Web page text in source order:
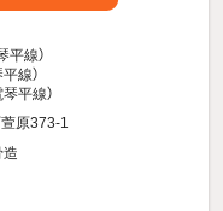
平線）
線）
平線）
原373-1
造